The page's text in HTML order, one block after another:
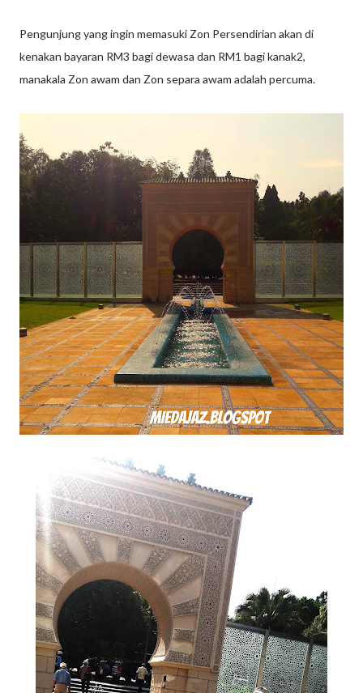
Pengunjung yang ingin memasuki Zon Persendirian akan di
kenakan bayaran RM3 bagi dewasa dan RM1 bagi kanak2,
manakala Zon awam dan Zon separa awam adalah percuma.